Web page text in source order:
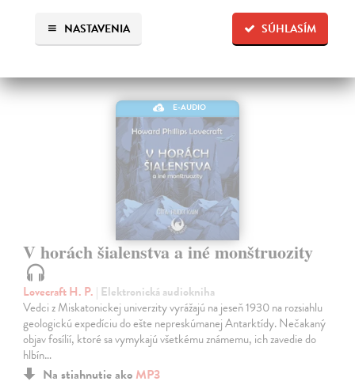
SÚHLASÍM
NASTAVENIA
E-AUDIO
V horách šialenstva a iné monštruozity
Lovecraft H. P. | Elektronická audiokniha
Vedci z Miskatonickej univerzity vyrážajú na jeseň 1930 na rozsiahlu
geologickú expedíciu do ešte nepreskúmanej Antarktídy. Nečakaný
objav fosílií, ktoré sa vymykajú všetkému známemu, ich zavedie do
hlbín…
Na stiahnutie ako MP3